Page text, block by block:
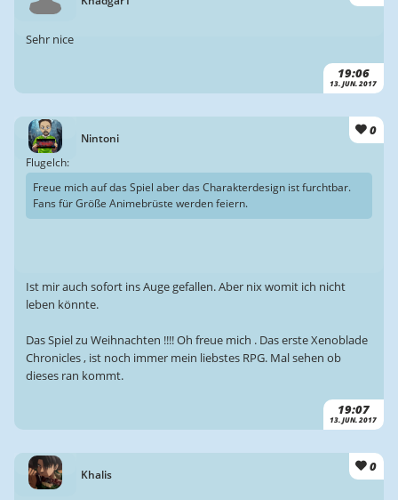
19:06
13. JUN. 2017
Sehr nice
Nintoni
0
19:07
13. JUN. 2017
Flugelch:
Freue mich auf das Spiel aber das Charakterdesign ist furchtbar.
Fans für Größe Animebrüste werden feiern.
Ist mir auch sofort ins Auge gefallen. Aber nix womit ich nicht
leben könnte.
Das Spiel zu Weihnachten !!!! Oh freue mich . Das erste Xenoblade
Chronicles , ist noch immer mein liebstes RPG. Mal sehen ob
dieses ran kommt.
Khalis
0